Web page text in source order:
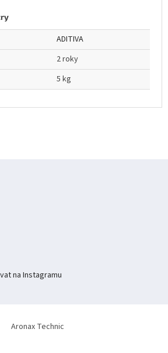
ADITIVA
2 roky
5 kg
na Instagramu
Aronax Technic